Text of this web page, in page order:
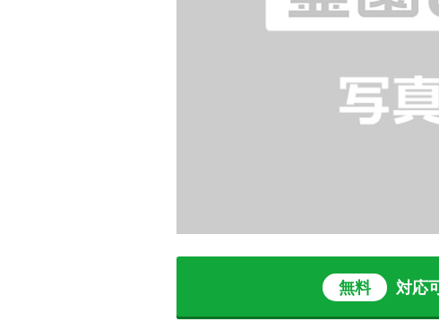
無料 対応